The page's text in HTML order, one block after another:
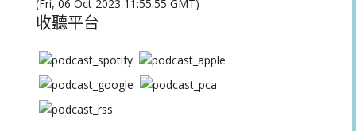
(Fri, 06 Oct 2023 11:55:55 GMT)
收聽平台